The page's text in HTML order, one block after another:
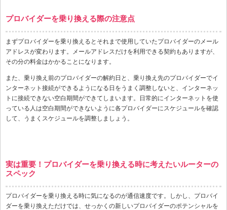
プロバイダーを乗り換える際の注意点
まずプロバイダーを乗り換えるとそれまで使用していたプロバイダーのメール
アドレスが変わります。メールアドレスだけを利用できる契約もありますが、
その分の料金はかかることになります。
また、乗り換え前のプロバイダーの解約日と、乗り換え先のプロバイダーでイ
ンターネット接続ができるようになる日をうまく調整しないと、インターネッ
トに接続できない空白期間ができてしまいます。日常的にインターネットを使
っている人は空白期間ができないように各プロバイダーにスケジュールを確認
して、うまくスケジュールを調整しましょう。
実は重要！プロバイダーを乗り換える時に考えたいルーターの
スペック
プロバイダーを乗り換える時に気になるのが通信速度です。しかし、プロバイ
ダーを乗り換えただけでは、せっかくの新しいプロバイダーのポテンシャルを